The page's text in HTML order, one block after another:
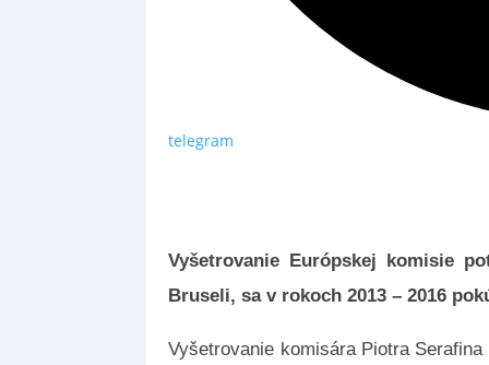
telegram
Vyšetrovanie Európskej komisie
Bruseli, sa v rokoch 2013 – 2016
Vyšetrovanie komisára Piotra